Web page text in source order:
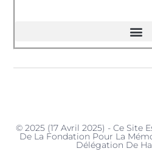
© 2025 (17 Avril 2025) - Ce Site
De La Fondation Pour La
Délégation De